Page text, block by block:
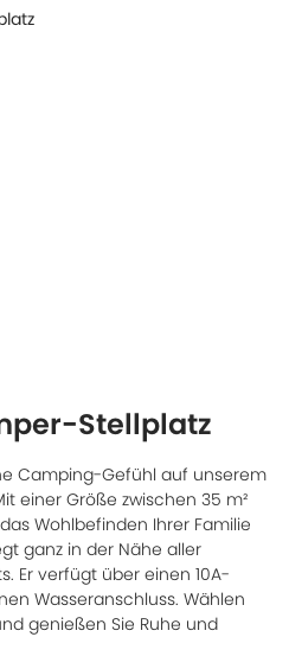
Stellplatz
Camping-Gefühl auf unserem
einer Größe zwischen 35 m²
Wohlbefinden Ihrer Familie
ganz in der Nähe aller
Er verfügt über einen 10A-
Wasseranschluss. Wählen
genießen Sie Ruhe und